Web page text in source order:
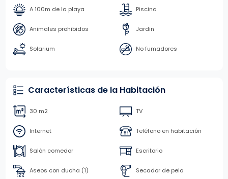
A 100m de la playa Piscina
Animales prohibidos Jardin
Solarium No fumadores
Características de la Habitación
30 m2 TV
Internet Teléfono en habitación
Salón comedor Escritorio
Aseos con ducha (1) Secador de pelo